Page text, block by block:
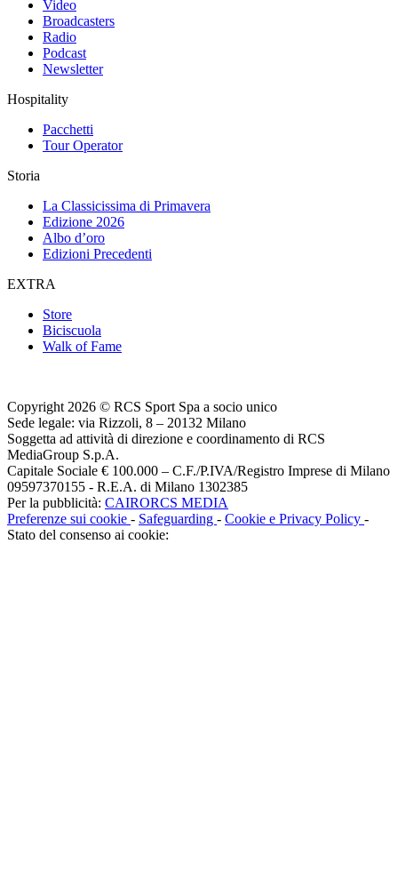
Video
Broadcasters
Radio
Podcast
Newsletter
Hospitality
Pacchetti
Tour Operator
Storia
La Classicissima di Primavera
Edizione 2026
Albo d’oro
Edizioni Precedenti
EXTRA
Store
Biciscuola
Walk of Fame
Copyright 2026 © RCS Sport Spa a socio unico
Sede legale: via Rizzoli, 8 – 20132 Milano
Soggetta ad attività di direzione e coordinamento di RCS
MediaGroup S.p.A.
Capitale Sociale € 100.000 – C.F./P.IVA/Registro Imprese di Milano
09597370155 - R.E.A. di Milano 1302385
Per la pubblicità: CAIRORCS MEDIA
Preferenze sui cookie - Safeguarding - Cookie e Privacy Policy -
Stato del consenso ai cookie: